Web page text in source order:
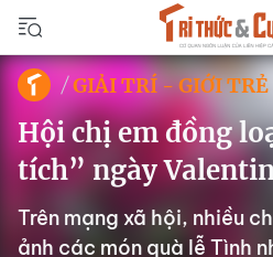
GIẢI TRÍ - GIỚI TRẺ
Hội chị em đồng
tích” ngày
Trên mạng xã hội, nhiều
ảnh các món quà lễ Tình